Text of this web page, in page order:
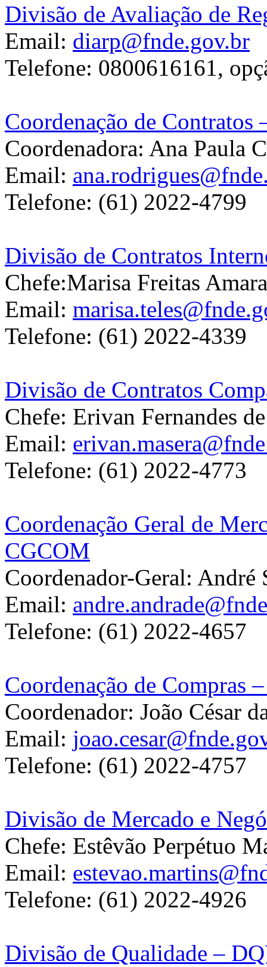
Divisão de Avaliação de
Email: diarp@fnde.gov.br
Telefone: 0800616161,
Coordenação de Contratos
Coordenadora: Ana Paula
Email:
Telefone: (61) 2022-4799
Divisão de Contratos
Chefe:Marisa Freitas
Email:
Telefone: (61) 2022-4339
Divisão de Contratos
Chefe: Erivan Fernandes
Email:
Telefone: (61) 2022-4773
Coordenação Geral de
CGCOM
Coordenador-Geral: André
Email:
Telefone: (61) 2022-4657
Coordenação de Compras
Coordenador: João César
Email:
Telefone: (61) 2022-4757
Divisão de Mercado e
Chefe: Estêvão Perpétuo
Email:
Telefone: (61) 2022-4926
Divisão de Qualidade –